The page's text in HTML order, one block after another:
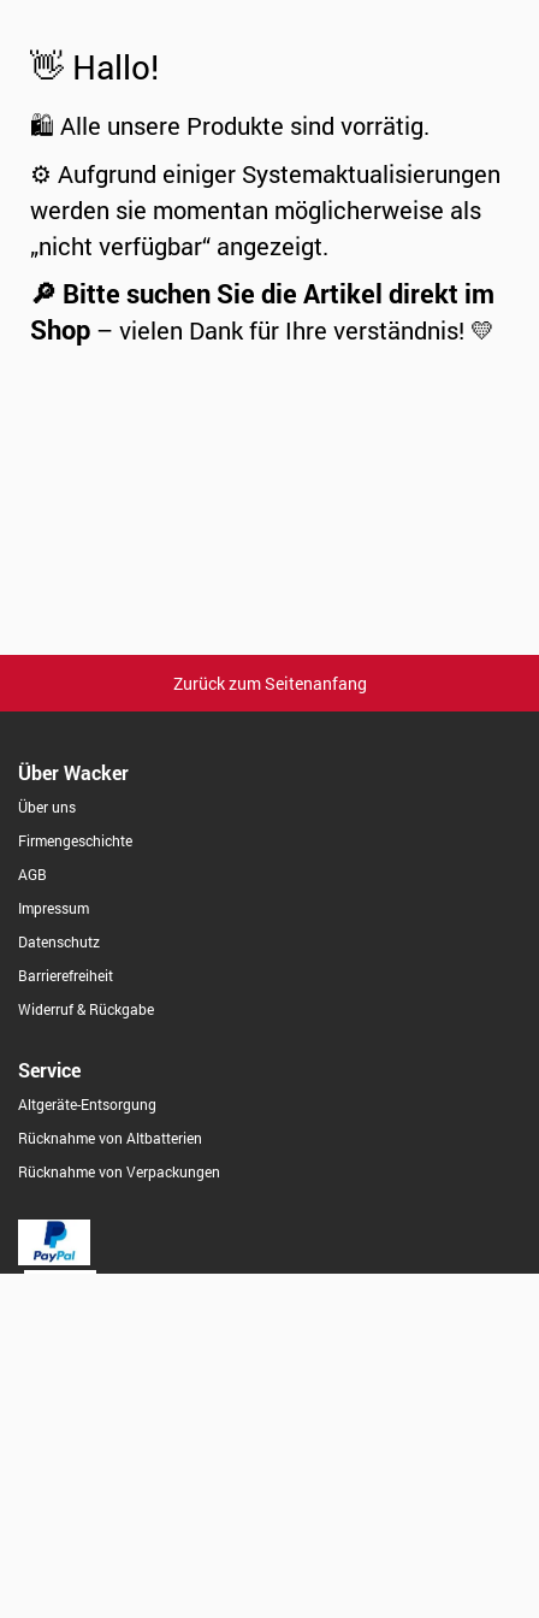
👋 Hallo!
🛍️ Alle unsere Produkte sind vorrätig.
⚙️ Aufgrund einiger Systemaktualisierungen
werden sie momentan möglicherweise als
„nicht verfügbar“ angezeigt.
🔎 Bitte suchen Sie die Artikel direkt im
Shop – vielen Dank für Ihre verständnis! 💛
Zurück zum Seitenanfang
Über Wacker
Über uns
Firmengeschichte
AGB
Impressum
Datenschutz
Barrierefreiheit
Widerruf & Rückgabe
Service
Altgeräte-Entsorgung
Rücknahme von Altbatterien
Rücknahme von Verpackungen